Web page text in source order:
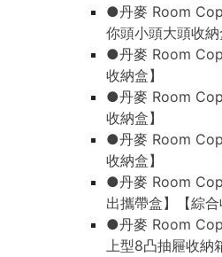
●丹麥 Room
你頭小頭大頭收納
●丹麥 Room
收納盒】
●丹麥 Room
收納盒】
●丹麥 Room
收納盒】
●丹麥 Room
出攜帶盒】【綜合
●丹麥 Room
上型8凸抽屜收納